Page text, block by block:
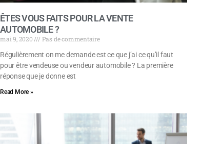
ÊTES VOUS FAITS POUR LA VENTE
AUTOMOBILE ?
mai 9, 2020
Pas de commentaire
Régulièrement on me demande est ce que j’ai ce qu’il faut
pour être vendeuse ou vendeur automobile ? La première
réponse que je donne est
Read More »